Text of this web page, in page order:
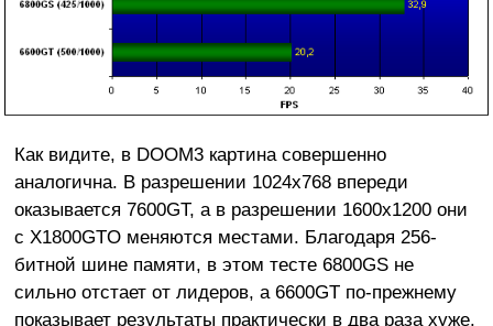
Как видите, в DOOM3 картина совершенно
аналогична. В разрешении 1024х768 впереди
оказывается 7600GT, а в разрешении 1600х1200 они
с X1800GTO меняются местами. Благодаря 256-
битной шине памяти, в этом тесте 6800GS не
сильно отстает от лидеров, а 6600GT по-прежнему
показывает результаты практически в два раза хуже.